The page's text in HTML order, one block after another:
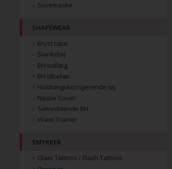
Sovemaske
SHAPEWEAR
Bryst tape
Slanketøj
BH indlæg
BH tilbehør
Holdningskorrigerende tøj
Nipple Cover
Selvsiddende BH
Waist Trainer
SMYKKER
Glam Tattoos / Flash Tattoos